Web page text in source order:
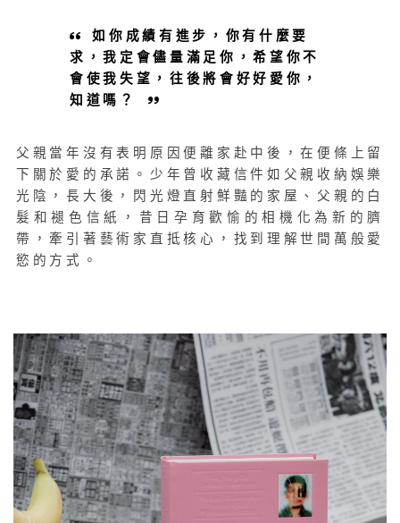
如你成績有進步，你有什麼要
求，我定會儘量滿足你，希望你不
會使我失望，往後將會好好愛你，
知道嗎？
父親當年沒有表明原因便離家赴中後，在便條上留
下關於愛的承諾。少年曾收藏信件如父親收納娛樂
光陰，長大後，閃光燈直射鮮豔的家屋、父親的白
髮和褪色信紙，昔日孕育歡愉的相機化為新的臍
帶，牽引著藝術家直抵核心，找到理解世間萬般愛
慾的方式。